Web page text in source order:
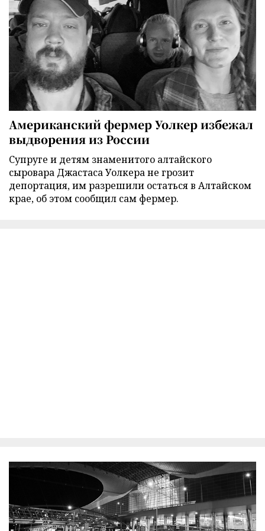
Американский фермер Уолкер избежал
выдворения из России
Супруге и детям знаменитого алтайского
сыровара Джастаса Уолкера не грозит
депортация, им разрешили остаться в Алтайском
крае, об этом сообщил сам фермер.